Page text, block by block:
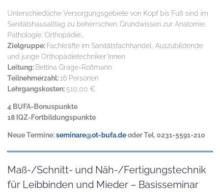
Unterschiedliche Versorgungsgebiete von Kopf bis Fuß sind im
Sanitätshausalltag zu beherrschen. Grundwissen zur Anatomie,
Pathologie, Orthopädie…
Zielgruppe: Fachkräfte im Sanitätsfachhandel, Auszubildende
und junge Orthopädietechniker*innen
Leitung: Bettina Grage-Roßmann
Teilnehmerzahl:16 Personen
Lehrgangskosten: 510,00 €
4 BUFA-Bonuspunkte
18 IQZ-Fortbildungspunkte
Neue Termine:seminare@ot-bufa.deoder Tel. 0231-5591-210
Maß-/Schnitt- und Näh-/Fertigungstechnik
für Leibbinden und Mieder – Basisseminar